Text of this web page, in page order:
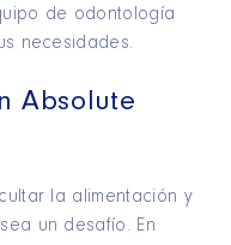
de odontología
necesidades.
Absolute
la alimentación y
un desafío. En